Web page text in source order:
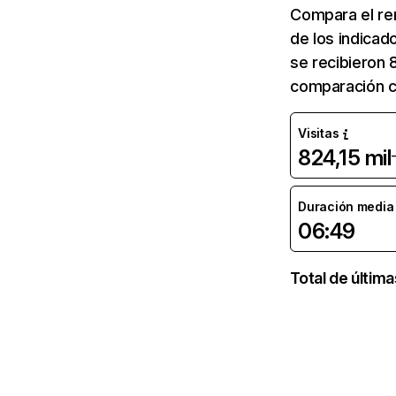
Compara el
de los
se recibieron
comparación
Visitas
824,15 mil
Duración
06:49
Total de